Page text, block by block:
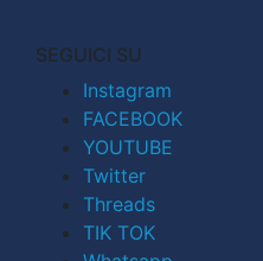
SEGUICI SU
Instagram
FACEBOOK
YOUTUBE
Twitter
Threads
TIK TOK